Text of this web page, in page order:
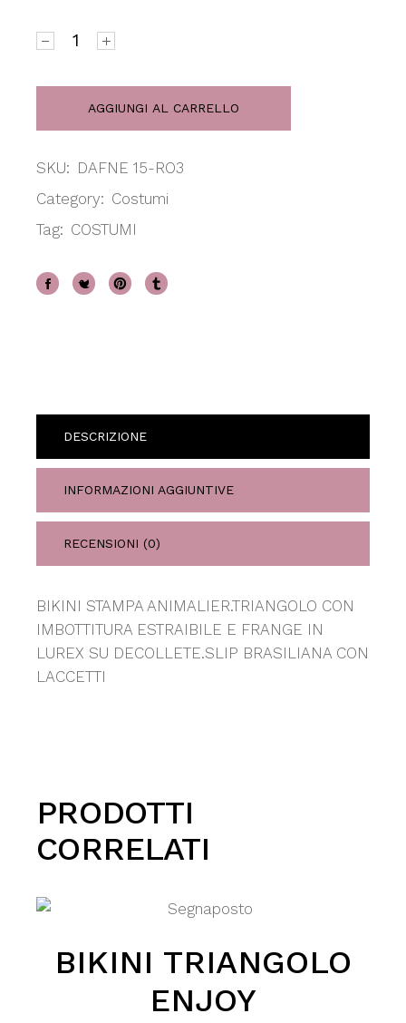
AGGIUNGI AL CARRELLO
SKU: DAFNE 15-RO3
Category: Costumi
Tag: COSTUMI
DESCRIZIONE
INFORMAZIONI AGGIUNTIVE
RECENSIONI (0)
BIKINI STAMPA ANIMALIER.TRIANGOLO CON
IMBOTTITURA ESTRAIBILE E FRANGE IN
LUREX SU DECOLLETE.SLIP BRASILIANA CON
LACCETTI
PRODOTTI
CORRELATI
BIKINI TRIANGOLO
ENJOY